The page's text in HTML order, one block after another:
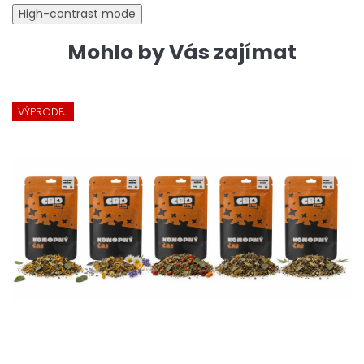
High-contrast mode
Mohlo by Vás zajímat
VÝPRODEJ